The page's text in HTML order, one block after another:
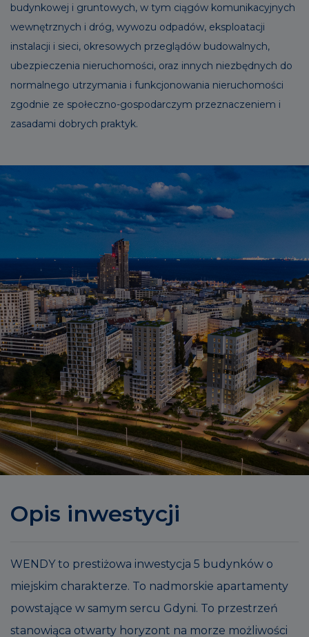
budynkowej i gruntowych, w tym ciągów komunikacyjnych
wewnętrznych i dróg, wywozu odpadów, eksploatacji
instalacji i sieci, okresowych przeglądów budowalnych,
ubezpieczenia nieruchomości, oraz innych niezbędnych do
normalnego utrzymania i funkcjonowania nieruchomości
zgodnie ze społeczno-gospodarczym przeznaczeniem i
zasadami dobrych praktyk.
Opis inwestycji
WENDY to prestiżowa inwestycja 5 budynków o
miejskim charakterze. To nadmorskie apartamenty
powstające w samym sercu Gdyni. To przestrzeń
stanowiąca otwarty horyzont na morze możliwości